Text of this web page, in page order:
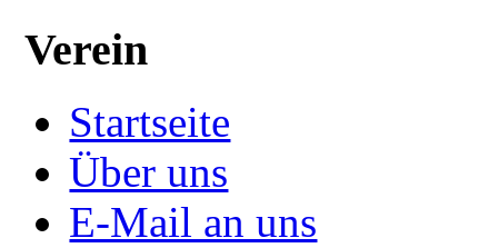
Verein
Startseite
Über uns
E-Mail an uns